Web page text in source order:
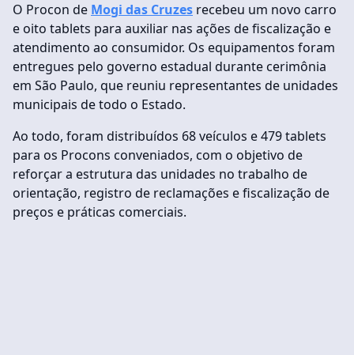
O Procon de Mogi das Cruzes recebeu um novo carro
e oito tablets para auxiliar nas ações de fiscalização e
atendimento ao consumidor. Os equipamentos foram
entregues pelo governo estadual durante cerimônia
em São Paulo, que reuniu representantes de unidades
municipais de todo o Estado.
Ao todo, foram distribuídos 68 veículos e 479 tablets
para os Procons conveniados, com o objetivo de
reforçar a estrutura das unidades no trabalho de
orientação, registro de reclamações e fiscalização de
preços e práticas comerciais.